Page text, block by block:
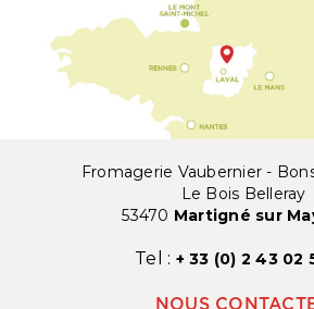
Fromagerie Vaubernier -
Le Bois Belleray
53470 Martigné sur
Tel : + 33 (0) 2 43 02
NOUS